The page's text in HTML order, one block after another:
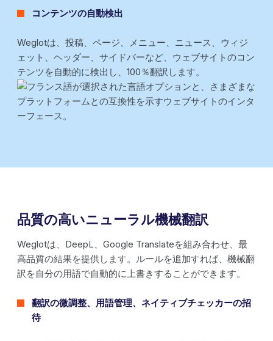
コンテンツの自動検出
Weglotは、投稿、ページ、メニュー、ニュース、ウィジ
ェット、ヘッダー、サイドバーなど、ウェブサイトのコン
テンツを自動的に検出し、100％翻訳します。
品質の高いニューラル機械翻訳
Weglotは、DeepL、Google Translateを組み合わせ、最
高品質の結果を提供します。ルールを追加すれば、機械翻
訳を自分の用語で自動的に上書きすることができます。
翻訳の微調整、用語管理、ネイティブチェッカーの招
待